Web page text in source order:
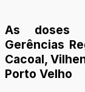
As doses
Gerências
Cacoal,
Porto Velho